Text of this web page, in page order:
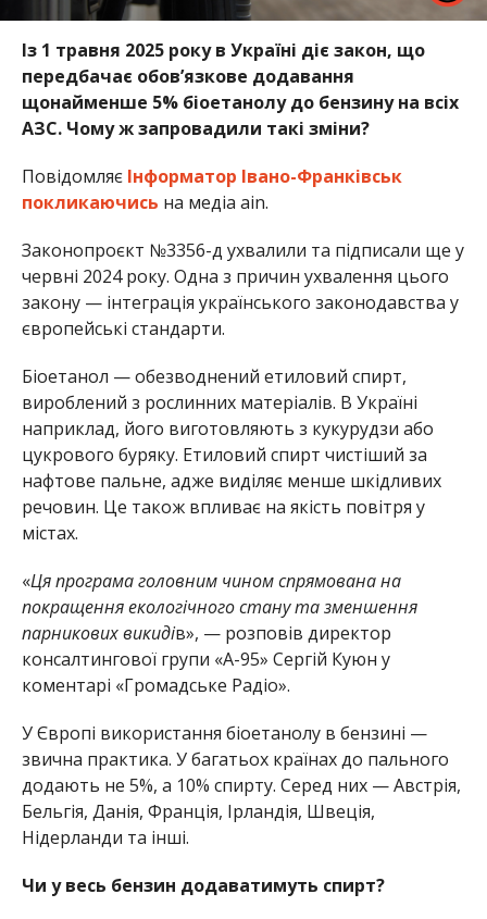
Із 1 травня 2025 року в Україні діє закон, що
передбачає обов’язкове додавання
щонайменше 5% біоетанолу до бензину на всіх
АЗС. Чому ж запровадили такі зміни?
Повідомляє Інформатор Івано-Франківськ
покликаючись на медіа ain.
Законопроєкт №3356-д ухвалили та підписали ще у
червні 2024 року. Одна з причин ухвалення цього
закону — інтеграція українського законодавства у
європейські стандарти.
Біоетанол — обезводнений етиловий спирт,
вироблений з рослинних матеріалів. В Україні
наприклад, його виготовляють з кукурудзи або
цукрового буряку. Етиловий спирт чистіший за
нафтове пальне, адже виділяє менше шкідливих
речовин. Це також впливає на якість повітря у
містах.
«Ця програма головним чином спрямована на
покращення екологічного стану та зменшення
парникових викидів», — розповів директор
консалтингової групи «А-95» Сергій Куюн у
коментарі «Громадське Радіо».
У Європі використання біоетанолу в бензині —
звична практика. У багатьох країнах до пального
додають не 5%, а 10% спирту. Серед них — Австрія,
Бельгія, Данія, Франція, Ірландія, Швеція,
Нідерланди та інші.
Чи у весь бензин додаватимуть спирт?